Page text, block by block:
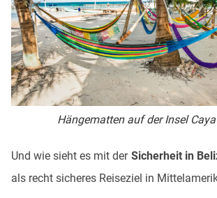
Hängematten auf der Insel
Und wie sieht es mit der Sicherheit in
als recht sicheres Reiseziel in